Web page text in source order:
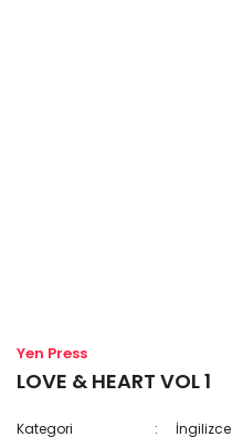
Yen Press
LOVE & HEART VOL 1
Kategori İngilizce